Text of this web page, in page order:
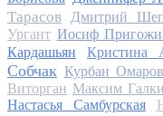
Тарасов
Дмитрий
Ургант Иосиф
Кардашьян
Кристина
Собчак Курбан Омаров
Виторган Максим
Настасья Самбурская